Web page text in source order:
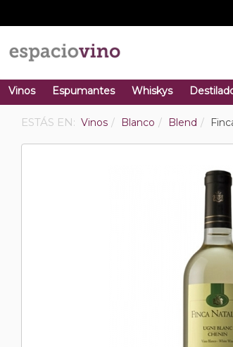
Vinos Espumantes Whiskys
ESTÁS EN: Vinos Blanco Blend